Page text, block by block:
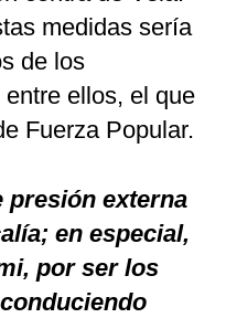
medidas sería
de los
ellos, el que
Fuerza Popular.
presión externa
en especial,
por ser los